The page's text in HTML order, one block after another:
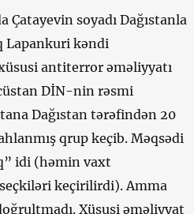
Çatayevin soyadı Dağıstanla
Lapankuri kəndi
antiterror əməliyyatı
DİN-nin rəsmi
Dağıstan tərəfindən 20
qrup keçib. Məqsədi
idi (həmin vaxt
keçirilirdi). Amma
Xüsusi əməliyyat